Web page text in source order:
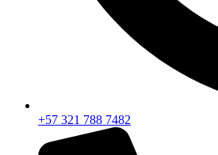
+57 321 788 7482